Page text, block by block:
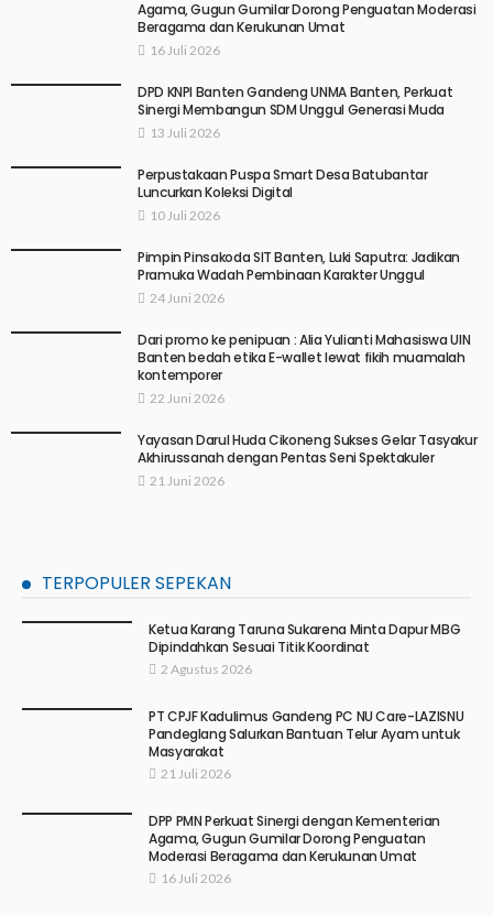
Agama, Gugun Gumilar Dorong Penguatan Moderasi
Beragama dan Kerukunan Umat
16 Juli 2026
DPD KNPI Banten Gandeng UNMA Banten, Perkuat
Sinergi Membangun SDM Unggul Generasi Muda
13 Juli 2026
Perpustakaan Puspa Smart Desa Batubantar
Luncurkan Koleksi Digital
10 Juli 2026
Pimpin Pinsakoda SIT Banten, Luki Saputra: Jadikan
Pramuka Wadah Pembinaan Karakter Unggul
24 Juni 2026
Dari promo ke penipuan : Alia Yulianti Mahasiswa UIN
Banten bedah etika E-wallet lewat fikih muamalah
kontemporer
22 Juni 2026
Yayasan Darul Huda Cikoneng Sukses Gelar Tasyakur
Akhirussanah dengan Pentas Seni Spektakuler
21 Juni 2026
TERPOPULER SEPEKAN
Ketua Karang Taruna Sukarena Minta Dapur MBG
Dipindahkan Sesuai Titik Koordinat
2 Agustus 2026
PT CPJF Kadulimus Gandeng PC NU Care-LAZISNU
Pandeglang Salurkan Bantuan Telur Ayam untuk
Masyarakat
21 Juli 2026
DPP PMN Perkuat Sinergi dengan Kementerian
Agama, Gugun Gumilar Dorong Penguatan
Moderasi Beragama dan Kerukunan Umat
16 Juli 2026